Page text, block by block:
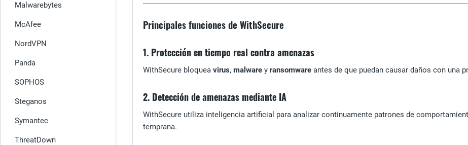
Malwarebytes
McAfee
NordVPN
Panda
SOPHOS
Steganos
Symantec
ThreatDown
Principales funciones de WithSecure
1. Protección en tiempo real contra amenazas
WithSecure bloquea virus, malware y ransomware antes de que puedan causar daños con una
2. Detección de amenazas mediante IA
WithSecure utiliza inteligencia artificial para analizar continuamente patrones de
temprana.